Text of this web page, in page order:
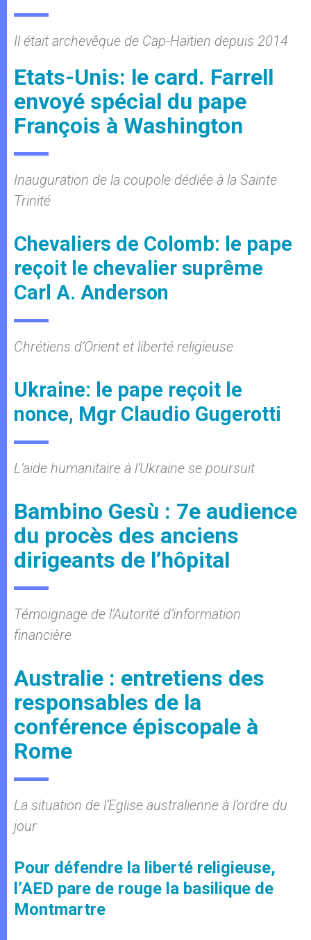
Il était archevêque de Cap-Haïtien depuis 2014
Etats-Unis: le card. Farrell
envoyé spécial du pape
François à Washington
Inauguration de la coupole dédiée à la Sainte
Trinité
Chevaliers de Colomb: le pape
reçoit le chevalier suprême
Carl A. Anderson
Chrétiens d’Orient et liberté religieuse
Ukraine: le pape reçoit le
nonce, Mgr Claudio Gugerotti
L’aide humanitaire à l’Ukraine se poursuit
Bambino Gesù : 7e audience
du procès des anciens
dirigeants de l’hôpital
Témoignage de l’Autorité d’information
financière
Australie : entretiens des
responsables de la
conférence épiscopale à
Rome
La situation de l’Eglise australienne à l’ordre du
jour
Pour défendre la liberté religieuse,
l’AED pare de rouge la basilique de
Montmartre